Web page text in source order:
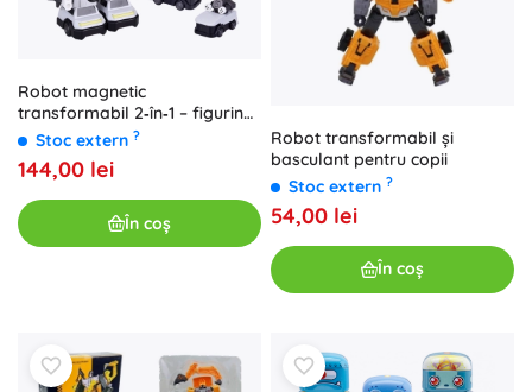
Robot magnetic
transformabil 2‑în‑1 – figurină
mare cu accesorii
Stoc extern ?
144,00 lei
În coș
Robot transformabil și
basculant pentru copii
Stoc extern ?
54,00 lei
În coș